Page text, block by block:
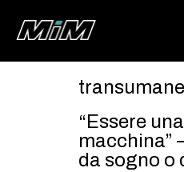
“Essere una
macchina”
da sogno o